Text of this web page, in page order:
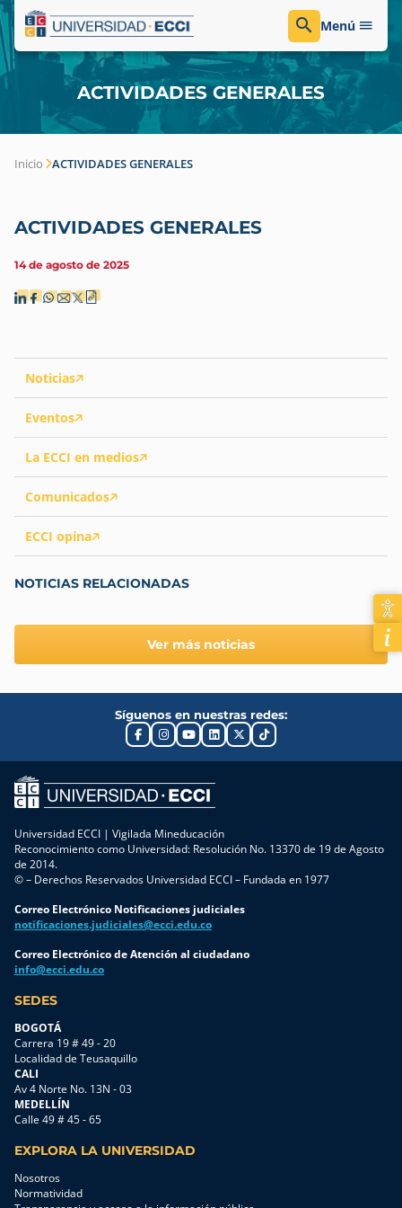
Menú
ACTIVIDADES GENERALES
Inicio ACTIVIDADES GENERALES
Noticias
Eventos
La ECCI en medios
Comunicados
ECCI opina
NOTICIAS RELACIONADAS
Ver más noticias
ACTIVIDADES GENERALES
14 de agosto de 2025
Síguenos en nuestras redes:
Universidad ECCI | Vigilada Mineducación
Reconocimiento como Universidad: Resolución No. 13370 de 19 de Agosto
de 2014.
© – Derechos Reservados Universidad ECCI – Fundada en 1977
Correo Electrónico Notificaciones judiciales
notificaciones.judiciales@ecci.edu.co
Correo Electrónico de Atención al ciudadano
info@ecci.edu.co
SEDES
BOGOTÁ
Carrera 19 # 49 - 20
Localidad de Teusaquillo
CALI
Av 4 Norte No. 13N - 03
MEDELLÍN
Calle 49 # 45 - 65
EXPLORA LA UNIVERSIDAD
Nosotros
Normatividad